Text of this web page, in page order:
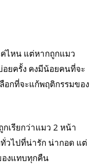
ไหน แต่หากถูกแมว
ยครั้ง คงมีน้อยคนที่จะ
อกที่จะแก้พฤติกรรมของ
กเรียกว่าแมว 2 หน้า
วไปที่น่ารัก น่ากอด แต่
องแทบทุกคืน